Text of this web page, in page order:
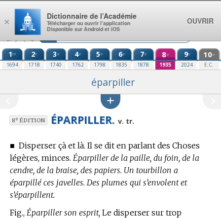
Aller au contenu
1re
1694
2e
1718
3e
1740
4e
1762
5e
1798
6e
1835
7e
1878
8e
1935
9e
2024
10e
E.C.
éparpiller
8eÉDITION ÉPARPILLER. v. tr.
■ Disperser çà et là. Il se dit en parlant des Choses
légères, minces. Éparpiller de la paille, du foin, de la
cendre, de la braise, des papiers. Un tourbillon a
éparpillé ces javelles. Des plumes qui s’envolent et
s’éparpillent.
Fig., Éparpiller son esprit, Le disperser sur trop
×
Dictionnaire de l’Académie
Télécharger ou ouvrir l’application
Disponible sur Android et iOS
OUVRIR